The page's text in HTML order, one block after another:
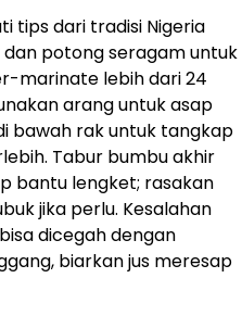
tips dari tradisi Nigeria
dan potong seragam untuk
marinate lebih dari 24
arang untuk asap
bawah rak untuk tangkap
Tabur bumbu akhir
bantu lengket; rasakan
jika perlu. Kesalahan
dicegah dengan
biarkan jus meresap